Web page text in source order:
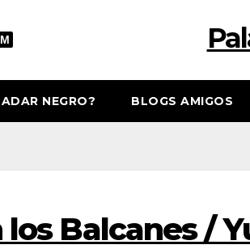
NEGRO? BLOGS AMIGOS
Balcanes /